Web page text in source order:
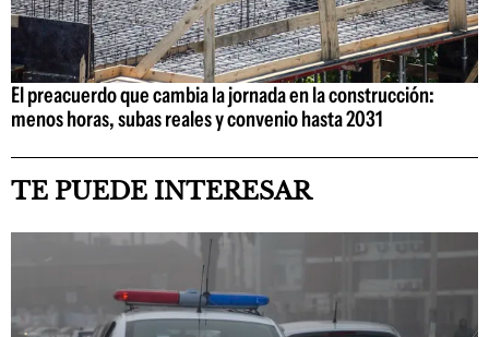
El preacuerdo que cambia la jornada en la construcción:
menos horas, subas reales y convenio hasta 2031
TE PUEDE INTERESAR